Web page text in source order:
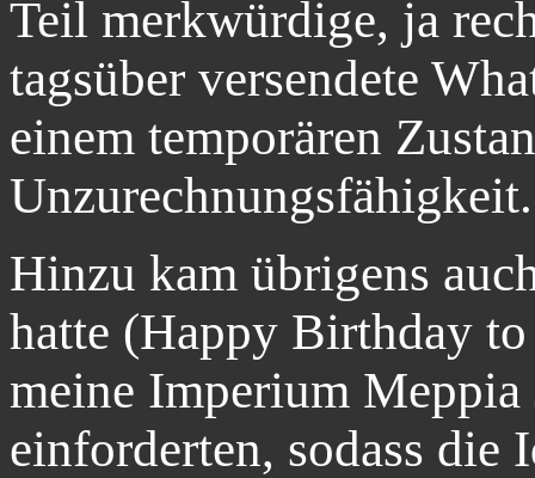
Teil merkwürdige, ja
tagsüber versendete
einem temporären
Unzurechnungsfähigkeit.
Hinzu kam übrigens
hatte (Happy Birthday
meine Imperium
einforderten, sodass die